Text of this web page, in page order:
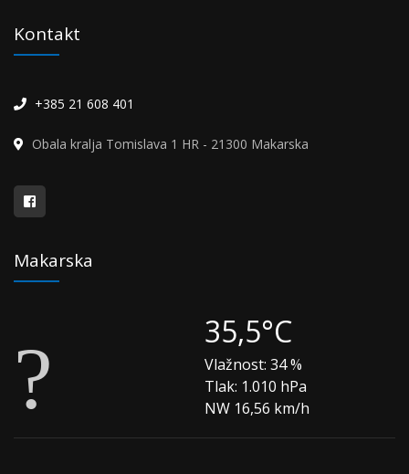
Kontakt
+385 21 608 401
Obala kralja Tomislava 1 HR - 21300 Makarska
Makarska
35,5°C
Vlažnost: 34 %
Tlak: 1.010 hPa
NW 16,56 km/h